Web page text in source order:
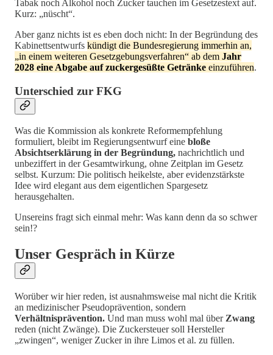
Tabak noch Alkohol noch Zucker tauchen im Gesetzestext auf.
Kurz: „nüscht“.
Aber ganz nichts ist es eben doch nicht: In der Begründung des
Kabinettsentwurfs kündigt die Bundesregierung immerhin an,
„in einem weiteren Gesetzgebungsverfahren“ ab dem Jahr
2028 eine Abgabe auf zuckergesüßte Getränke einzuführen.
Unterschied zur FKG
Was die Kommission als konkrete Reformempfehlung
formuliert, bleibt im Regierungsentwurf eine bloße
Absichtserklärung in der Begründung, nachrichtlich und
unbeziffert in der Gesamtwirkung, ohne Zeitplan im Gesetz
selbst. Kurzum: Die politisch heikelste, aber evidenzstärkste
Idee wird elegant aus dem eigentlichen Spargesetz
herausgehalten.
Unsereins fragt sich einmal mehr: Was kann denn da so schwer
sein!?
Unser Gespräch in Kürze
Worüber wir hier reden, ist ausnahmsweise mal nicht die Kritik
an medizinischer Pseudoprävention, sondern
Verhältnisprävention. Und man muss wohl mal über Zwang
reden (nicht Zwänge). Die Zuckersteuer soll Hersteller
„zwingen“, weniger Zucker in ihre Limos et al. zu füllen.